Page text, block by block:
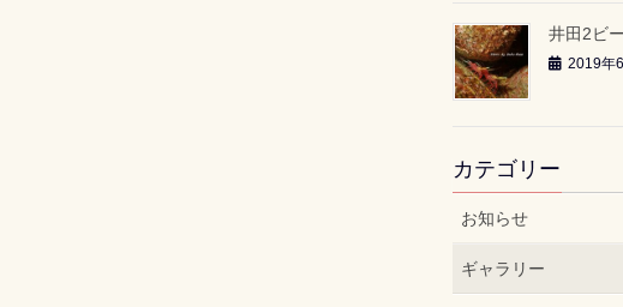
井田2ビ
2019年
カテゴリー
お知らせ
ギャラリー